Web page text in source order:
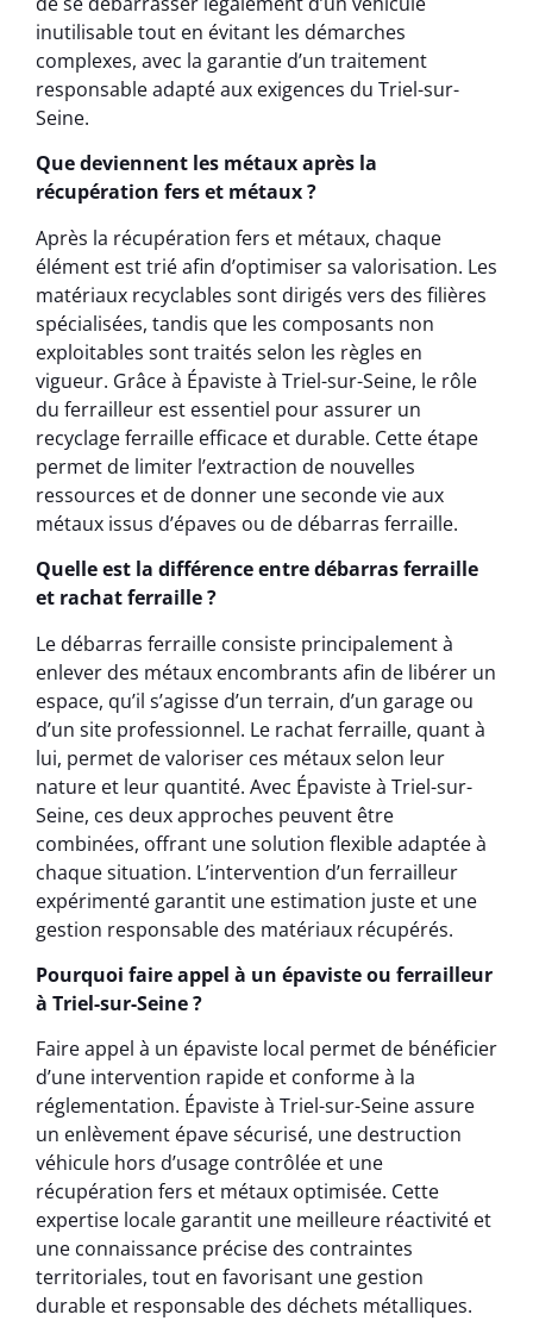
inutilisable tout en évitant les démarches
complexes, avec la garantie d’un traitement
responsable adapté aux exigences du Triel-sur-
Seine.
Que deviennent les métaux après la
récupération fers et métaux ?
Après la récupération fers et métaux, chaque
élément est trié afin d’optimiser sa valorisation. Les
matériaux recyclables sont dirigés vers des filières
spécialisées, tandis que les composants non
exploitables sont traités selon les règles en
vigueur. Grâce à Épaviste à Triel-sur-Seine, le rôle
du ferrailleur est essentiel pour assurer un
recyclage ferraille efficace et durable. Cette étape
permet de limiter l’extraction de nouvelles
ressources et de donner une seconde vie aux
métaux issus d’épaves ou de débarras ferraille.
Quelle est la différence entre débarras ferraille
et rachat ferraille ?
Le débarras ferraille consiste principalement à
enlever des métaux encombrants afin de libérer un
espace, qu’il s’agisse d’un terrain, d’un garage ou
d’un site professionnel. Le rachat ferraille, quant à
lui, permet de valoriser ces métaux selon leur
nature et leur quantité. Avec Épaviste à Triel-sur-
Seine, ces deux approches peuvent être
combinées, offrant une solution flexible adaptée à
chaque situation. L’intervention d’un ferrailleur
expérimenté garantit une estimation juste et une
gestion responsable des matériaux récupérés.
Pourquoi faire appel à un épaviste ou ferrailleur
à Triel-sur-Seine ?
Faire appel à un épaviste local permet de bénéficier
d’une intervention rapide et conforme à la
réglementation. Épaviste à Triel-sur-Seine assure
un enlèvement épave sécurisé, une destruction
véhicule hors d’usage contrôlée et une
récupération fers et métaux optimisée. Cette
expertise locale garantit une meilleure réactivité et
une connaissance précise des contraintes
territoriales, tout en favorisant une gestion
durable et responsable des déchets métalliques.